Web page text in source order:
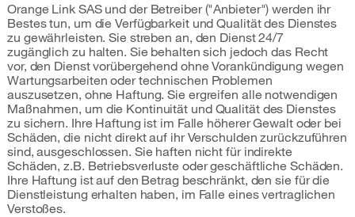
Orange Link SAS und der Betreiber ("Anbieter") werden ihr
Bestes tun, um die Verfügbarkeit und Qualität des Dienstes
zu gewährleisten. Sie streben an, den Dienst 24/7
zugänglich zu halten. Sie behalten sich jedoch das Recht
vor, den Dienst vorübergehend ohne Vorankündigung wegen
Wartungsarbeiten oder technischen Problemen
auszusetzen, ohne Haftung. Sie ergreifen alle notwendigen
Maßnahmen, um die Kontinuität und Qualität des Dienstes
zu sichern. Ihre Haftung ist im Falle höherer Gewalt oder bei
Schäden, die nicht direkt auf ihr Verschulden zurückzuführen
sind, ausgeschlossen. Sie haften nicht für indirekte
Schäden, z.B. Betriebsverluste oder geschäftliche Schäden.
Ihre Haftung ist auf den Betrag beschränkt, den sie für die
Dienstleistung erhalten haben, im Falle eines vertraglichen
Verstoßes.